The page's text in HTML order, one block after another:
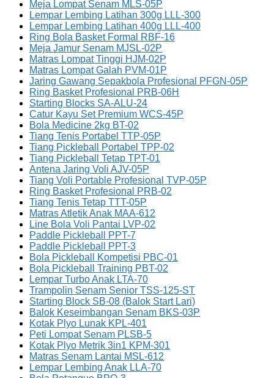
Meja Lompat Senam MLS-05P
Lempar Lembing Latihan 300g LLL-300
Lempar Lembing Latihan 400g LLL-400
Ring Bola Basket Formal RBF-16
Meja Jamur Senam MJSL-02P
Matras Lompat Tinggi HJM-02P
Matras Lompat Galah PVM-01P
Jaring Gawang Sepakbola Profesional PFGN-05P
Ring Basket Profesional PRB-06H
Starting Blocks SA-ALU-24
Catur Kayu Set Premium WCS-45P
Bola Medicine 2kg BT-02
Tiang Tenis Portabel TTP-05P
Tiang Pickleball Portabel TPP-02
Tiang Pickleball Tetap TPT-01
Antena Jaring Voli AJV-05P
Tiang Voli Portable Profesional TVP-05P
Ring Basket Profesional PRB-02
Tiang Tenis Tetap TTT-05P
Matras Atletik Anak MAA-612
Line Bola Voli Pantai LVP-02
Paddle Pickleball PPT-7
Paddle Pickleball PPT-3
Bola Pickleball Kompetisi PBC-01
Bola Pickleball Training PBT-02
Lempar Turbo Anak LTA-70
Trampolin Senam Senior TSS-125-ST
Starting Block SB-08 (Balok Start Lari)
Balok Keseimbangan Senam BKS-03P
Kotak Plyo Lunak KPL-401
Peti Lompat Senam PLSB-5
Kotak Plyo Metrik 3in1 KPM-301
Matras Senam Lantai MSL-612
Lempar Lembing Anak LLA-70